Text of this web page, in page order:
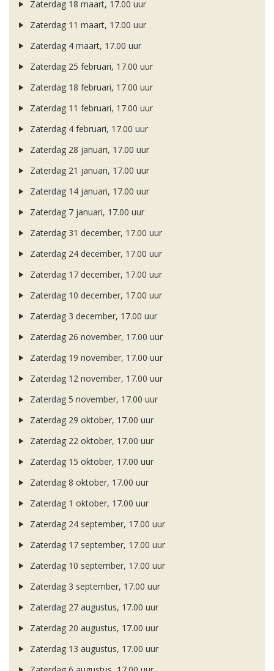
Zaterdag 18 maart, 17.00 uur
Zaterdag 11 maart, 17.00 uur
Zaterdag 4 maart, 17.00 uur
Zaterdag 25 februari, 17.00 uur
Zaterdag 18 februari, 17.00 uur
Zaterdag 11 februari, 17.00 uur
Zaterdag 4 februari, 17.00 uur
Zaterdag 28 januari, 17.00 uur
Zaterdag 21 januari, 17.00 uur
Zaterdag 14 januari, 17.00 uur
Zaterdag 7 januari, 17.00 uur
Zaterdag 31 december, 17.00 uur
Zaterdag 24 december, 17.00 uur
Zaterdag 17 december, 17.00 uur
Zaterdag 10 december, 17.00 uur
Zaterdag 3 december, 17.00 uur
Zaterdag 26 november, 17.00 uur
Zaterdag 19 november, 17.00 uur
Zaterdag 12 november, 17.00 uur
Zaterdag 5 november, 17.00 uur
Zaterdag 29 oktober, 17.00 uur
Zaterdag 22 oktober, 17.00 uur
Zaterdag 15 oktober, 17.00 uur
Zaterdag 8 oktober, 17.00 uur
Zaterdag 1 oktober, 17.00 uur
Zaterdag 24 september, 17.00 uur
Zaterdag 17 september, 17.00 uur
Zaterdag 10 september, 17.00 uur
Zaterdag 3 september, 17.00 uur
Zaterdag 27 augustus, 17.00 uur
Zaterdag 20 augustus, 17.00 uur
Zaterdag 13 augustus, 17.00 uur